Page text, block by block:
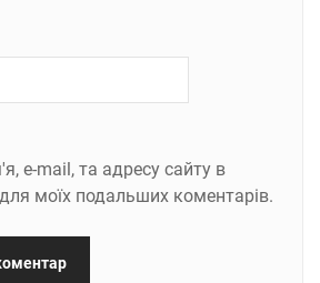
e-mail, та адресу сайту в
моїх подальших коментарів.